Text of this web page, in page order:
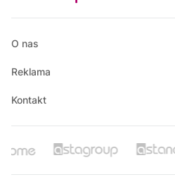
05:30
O nas
Reklama
Kontakt